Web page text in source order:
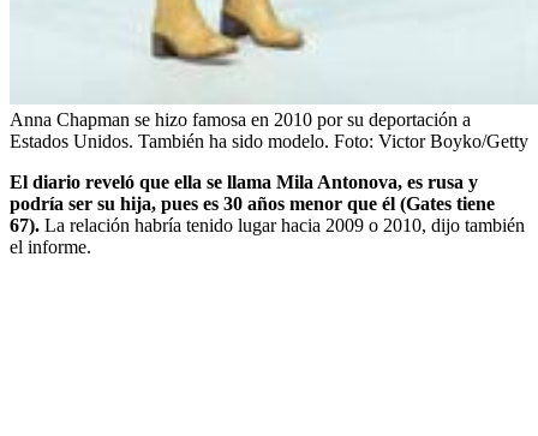
Anna Chapman se hizo famosa en 2010 por su deportación a
Estados Unidos. También ha sido modelo. Foto: Victor Boyko/Getty
El diario reveló que ella se llama Mila Antonova, es rusa y
podría ser su hija, pues es 30 años menor que él (Gates tiene
67). La relación habría tenido lugar hacia 2009 o 2010, dijo también
el informe.